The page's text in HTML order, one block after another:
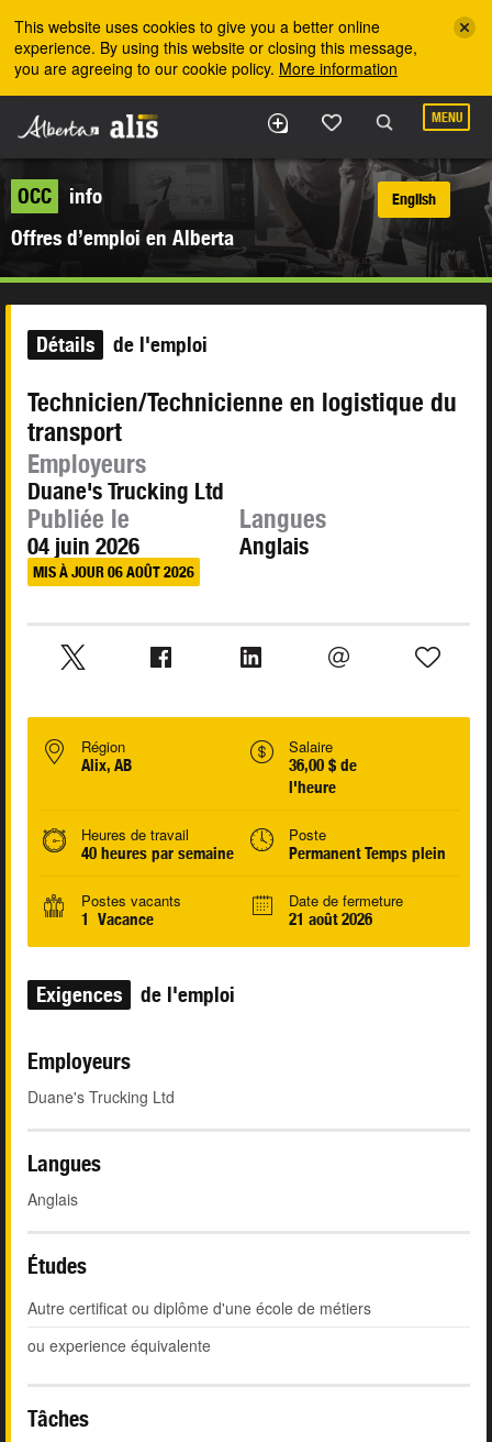
This website uses cookies to give you a better online
experience. By using this website or closing this message,
you are agreeing to our cookie policy. More information
MENU
OCC
info
Offres d’emploi en Alberta
English
Détails de l'emploi
Technicien/Technicienne en logistique du
transport
Employeurs
Duane's Trucking Ltd
Publiée le
04 juin 2026
MIS À JOUR 06 AOÛT 2026
Langues
Anglais
Région
Alix, AB
Salaire
36,00 $ de
l'heure
Heures de travail
40 heures par semaine
Poste
Permanent Temps plein
Postes vacants
1 Vacance
Date de fermeture
21 août 2026
Exigences de l'emploi
Employeurs
Duane's Trucking Ltd
Langues
Anglais
Études
Autre certificat ou diplôme d'une école de métiers
ou experience équivalente
Tâches